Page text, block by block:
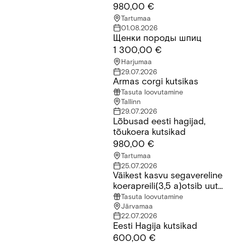
980,00 €
Tartumaa
01.08.2026
Щенки породы шпиц
1 300,00 €
Harjumaa
29.07.2026
Armas corgi kutsikas
Tasuta loovutamine
Tallinn
29.07.2026
Lõbusad eesti hagijad, tõukoera kutsikadLõbusad eesti hagijad,
tõukoera kutsikad
980,00 €
Tartumaa
25.07.2026
Väikest kasvu segavereline koerapreili(3,5 a)otsib uut kodu
Väikest kasvu segavereline
koerapreili(3,5 a)otsib uut
kodu
Tasuta loovutamine
Järvamaa
22.07.2026
Eesti Hagija kutsikad
600,00 €